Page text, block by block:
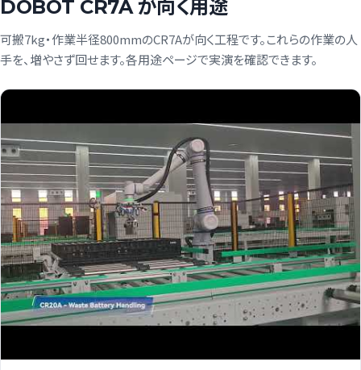
DOBOT CR7A が向く用途
可搬7kg・作業半径800mmのCR7Aが向く工程です。これらの作業の人
手を、増やさず回せます。各用途ページで実演を確認できます。